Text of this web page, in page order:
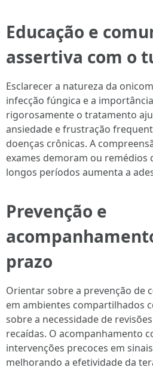
Educação e
assertiva com o
Esclarecer a natureza da
infecção fúngica e a
rigorosamente o tratamento
ansiedade e frustração
doenças crônicas. A
exames demoram ou remédios
longos períodos aumenta a
Prevenção e
prazo
Orientar sobre a prevenção de
em ambientes compartilhados
sobre a necessidade de
recaídas. O acompanhamento
intervenções precoces em
melhorando a efetividade da